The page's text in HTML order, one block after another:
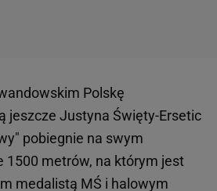
Polskę
jeszcze Justyna Święty-Ersetic
pobiegnie na swym
1500 metrów, na którym jest
medalistą MŚ i halowym